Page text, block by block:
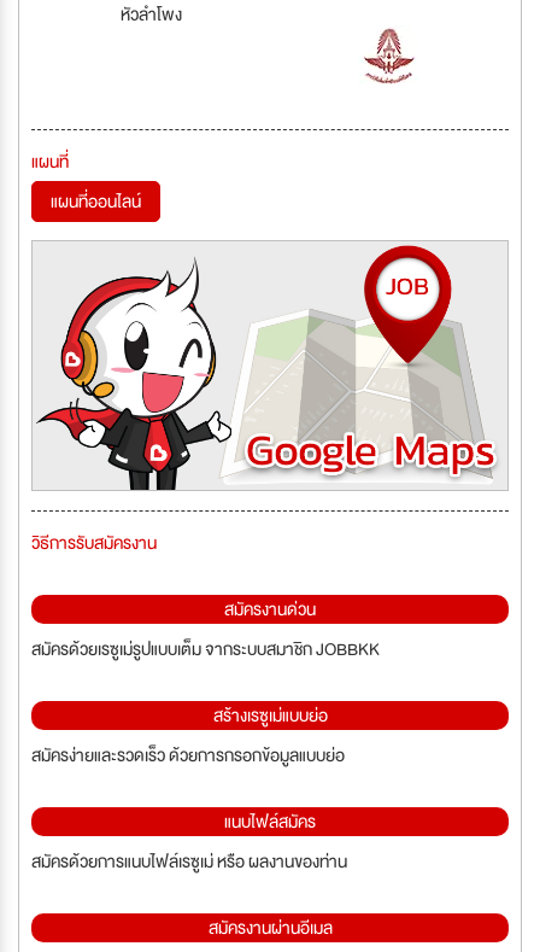
หัวลำโพง
แผนที่
แผนที่ออนไลน์
วิธีการรับสมัครงาน
สมัครงานด่วน
สมัครด้วยเรซูเม่รูปแบบเต็ม จากระบบสมาชิก JOBBKK
สร้างเรซูเม่แบบย่อ
สมัครง่ายและรวดเร็ว ด้วยการกรอกข้อมูลแบบย่อ
แนบไฟล์สมัคร
สมัครด้วยการแนบไฟล์เรซูเม่ หรือ ผลงานของท่าน
สมัครงานผ่านอีเมล